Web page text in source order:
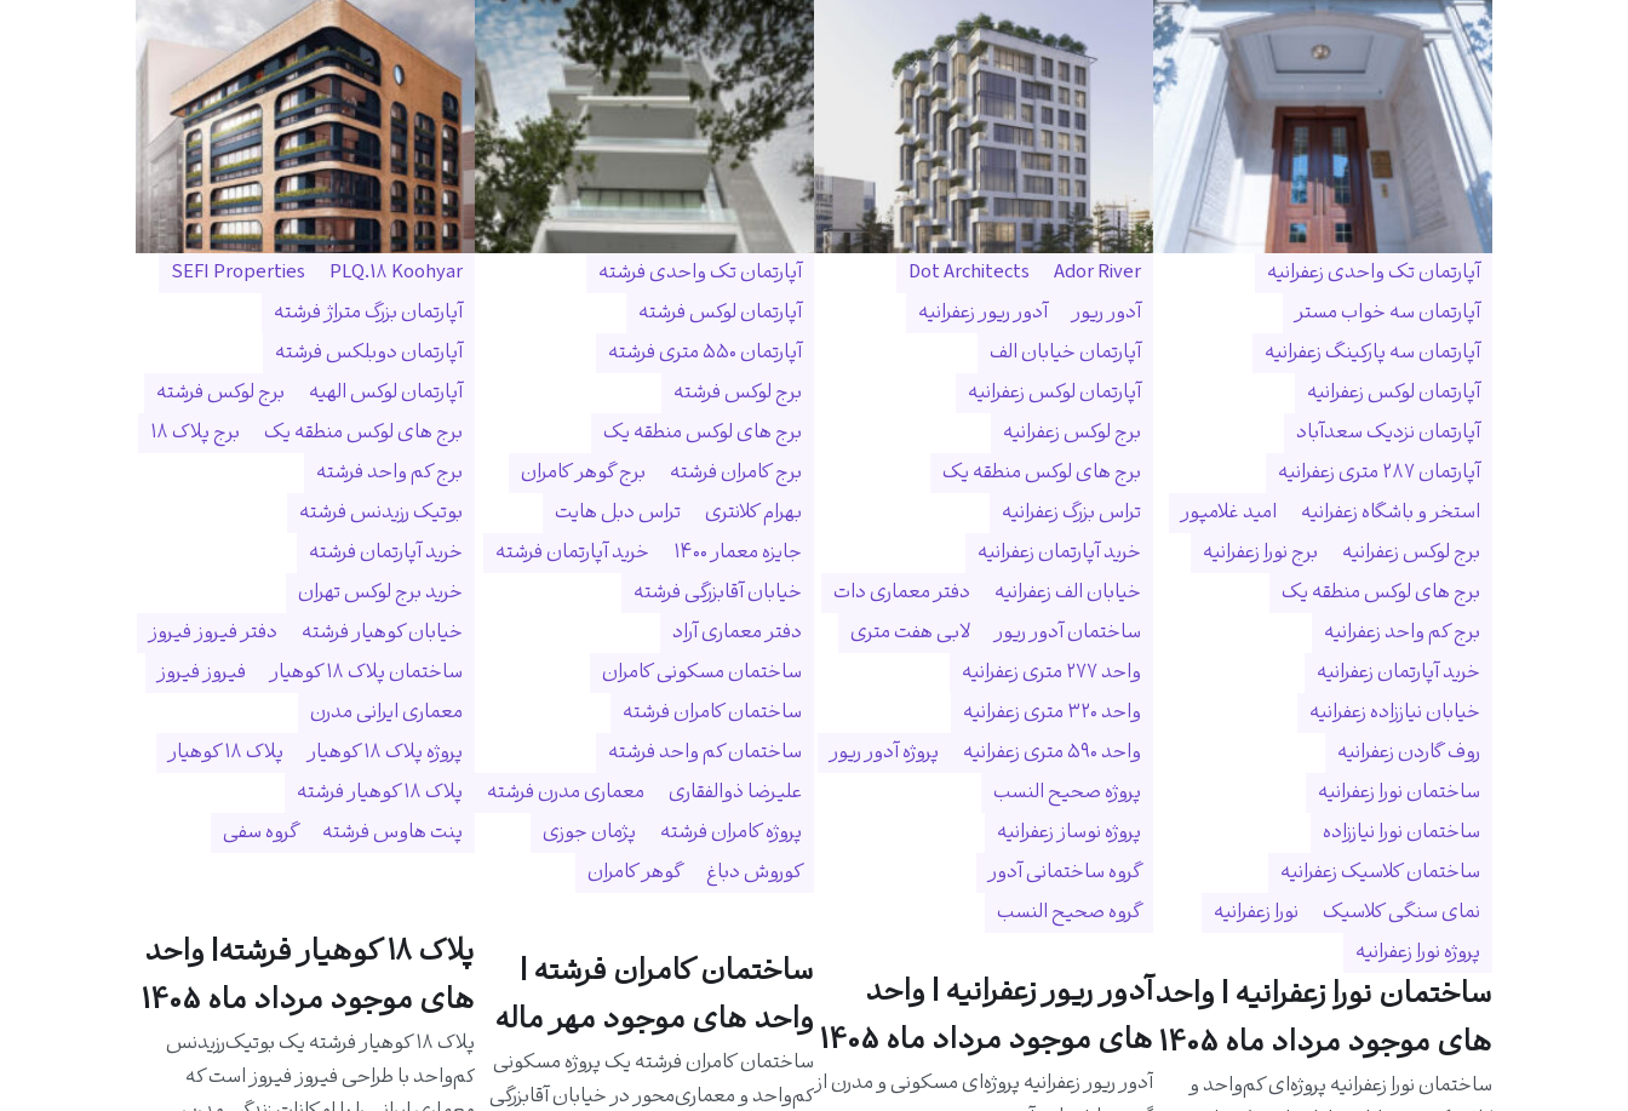
آپارتمان تک واحدی زعفرانیه
آپارتمان سه خواب مستر
آپارتمان سه پارکینگ زعفرانیه
آپارتمان لوکس زعفرانیه
آپارتمان نزدیک سعدآباد
آپارتمان ۲۸۷ متری زعفرانیه
استخر و باشگاه زعفرانیه
امید غلامپور
برج لوکس زعفرانیه
برج نورا زعفرانیه
برج های لوکس منطقه یک
برج کم واحد زعفرانیه
خرید آپارتمان زعفرانیه
خیابان نیاززاده زعفرانیه
روف گاردن زعفرانیه
ساختمان نورا زعفرانیه
ساختمان نورا نیاززاده
ساختمان کلاسیک زعفرانیه
نمای سنگی کلاسیک
نورا زعفرانیه
پروژه نورا زعفرانیه
ساختمان نورا زعفرانیه | واحد
های موجود مرداد ماه 1405
ساختمان نورا زعفرانیه پروژه‌ای کم‌واحد و
Ador River
Dot Architects
آدور ریور
آدور ریور زعفرانیه
آپارتمان خیابان الف
آپارتمان لوکس زعفرانیه
برج لوکس زعفرانیه
برج های لوکس منطقه یک
تراس بزرگ زعفرانیه
خرید آپارتمان زعفرانیه
خیابان الف زعفرانیه
دفتر معماری دات
ساختمان آدور ریور
لابی هفت متری
واحد ۲۷۷ متری زعفرانیه
واحد ۳۲۰ متری زعفرانیه
واحد ۵۹۰ متری زعفرانیه
پروژه آدور ریور
پروژه صحیح النسب
پروژه نوساز زعفرانیه
گروه ساختمانی آدور
گروه صحیح النسب
آدور ریور زعفرانیه | واحد
های موجود مرداد ماه 1405
آدور ریور زعفرانیه پروژه‌ای مسکونی و مدرن از
آپارتمان تک واحدی فرشته
آپارتمان لوکس فرشته
آپارتمان ۵۵۰ متری فرشته
برج لوکس فرشته
برج های لوکس منطقه یک
برج کامران فرشته
برج گوهر کامران
بهرام کلانتری
تراس دبل هایت
جایزه معمار ۱۴۰۰
خرید آپارتمان فرشته
خیابان آقابزرگی فرشته
دفتر معماری آراد
ساختمان مسکونی کامران
ساختمان کامران فرشته
ساختمان کم واحد فرشته
علیرضا ذوالفقاری
معماری مدرن فرشته
پروژه کامران فرشته
پژمان جوزی
کوروش دباغ
گوهر کامران
ساختمان کامران فرشته |
واحد های موجود مهر ماله
ساختمان کامران فرشته یک پروژه مسکونی
کم‌واحد و معماری‌محور در خیابان آقابزرگی
PLQ.18 Koohyar
SEFI Properties
آپارتمان بزرگ متراژ فرشته
آپارتمان دوبلکس فرشته
آپارتمان لوکس الهیه
برج لوکس فرشته
برج های لوکس منطقه یک
برج پلاک ۱۸
برج کم واحد فرشته
بوتیک رزیدنس فرشته
خرید آپارتمان فرشته
خرید برج لوکس تهران
خیابان کوهیار فرشته
دفتر فیروز فیروز
ساختمان پلاک ۱۸ کوهیار
فیروز فیروز
معماری ایرانی مدرن
پروژه پلاک ۱۸ کوهیار
پلاک ۱۸ کوهیار
پلاک ۱۸ کوهیار فرشته
پنت هاوس فرشته
گروه سفی
پلاک ۱۸ کوهیار فرشته| واحد
های موجود مرداد ماه 1405
پلاک ۱۸ کوهیار فرشته یک بوتیک‌رزیدنس
کم‌واحد با طراحی فیروز فیروز است که